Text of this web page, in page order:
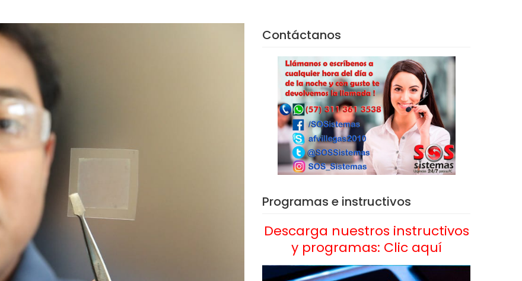
Contáctanos
Programas e instructivos
Descarga nuestros instructivos
y programas: Clic aquí